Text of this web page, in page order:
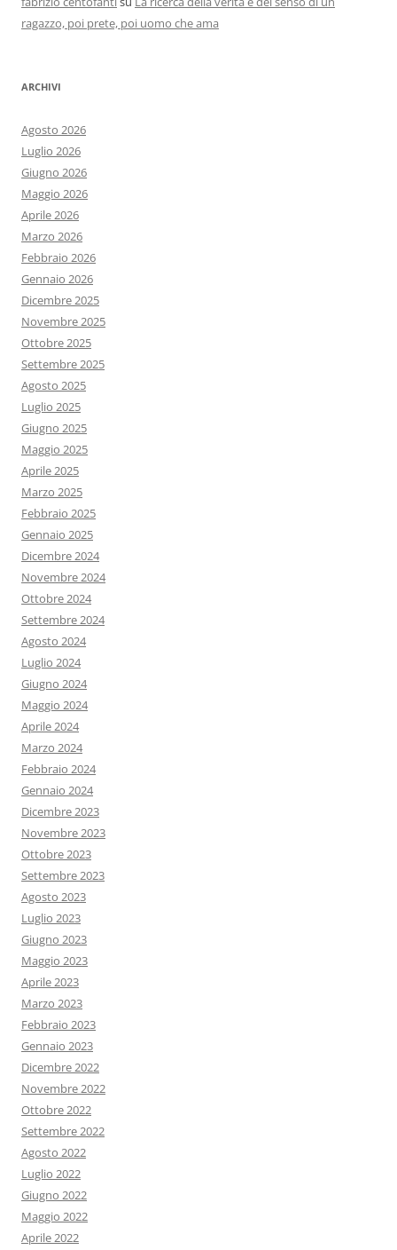
ragazzo, poi prete, poi uomo che ama
ARCHIVI
Agosto 2026
Luglio 2026
Giugno 2026
Maggio 2026
Aprile 2026
Marzo 2026
Febbraio 2026
Gennaio 2026
Dicembre 2025
Novembre 2025
Ottobre 2025
Settembre 2025
Agosto 2025
Luglio 2025
Giugno 2025
Maggio 2025
Aprile 2025
Marzo 2025
Febbraio 2025
Gennaio 2025
Dicembre 2024
Novembre 2024
Ottobre 2024
Settembre 2024
Agosto 2024
Luglio 2024
Giugno 2024
Maggio 2024
Aprile 2024
Marzo 2024
Febbraio 2024
Gennaio 2024
Dicembre 2023
Novembre 2023
Ottobre 2023
Settembre 2023
Agosto 2023
Luglio 2023
Giugno 2023
Maggio 2023
Aprile 2023
Marzo 2023
Febbraio 2023
Gennaio 2023
Dicembre 2022
Novembre 2022
Ottobre 2022
Settembre 2022
Agosto 2022
Luglio 2022
Giugno 2022
Maggio 2022
Aprile 2022